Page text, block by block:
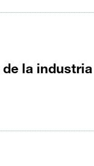
la industria